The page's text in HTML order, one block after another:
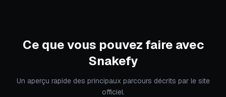
Ce que vous pouvez faire avec
Snakefy
Un aperçu rapide des principaux parcours décrits par le site
officiel.